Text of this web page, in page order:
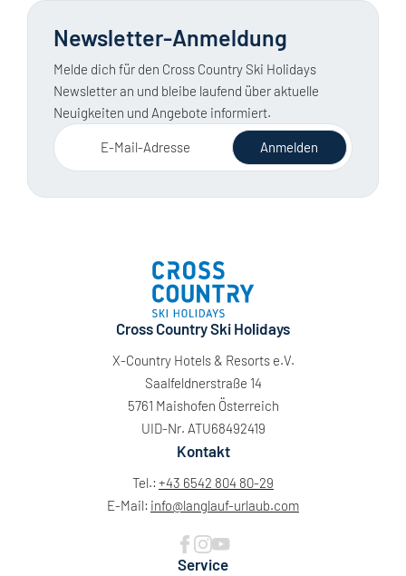
Newsletter-Anmeldung
Melde dich für den Cross Country Ski Holidays
Newsletter an und bleibe laufend über aktuelle
Neuigkeiten und Angebote informiert.
E-Mail-Adresse Anmelden
Cross Country Ski Holidays
X-Country Hotels & Resorts e.V.
Saalfeldnerstraße 14
5761 Maishofen Österreich
UID-Nr. ATU68492419
Kontakt
Tel.: +43 6542 804 80-29
E-Mail: info@langlauf-urlaub.com
Service